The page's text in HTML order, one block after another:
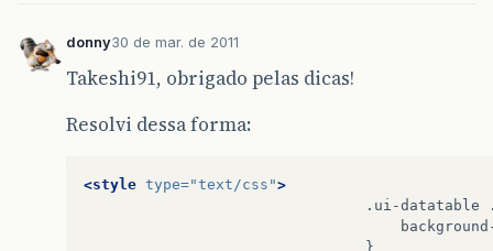
donny30 de mar. de 2011
Takeshi91, obrigado pelas dicas!
Resolvi dessa forma:
<style type="text/css">
.ui-datatable